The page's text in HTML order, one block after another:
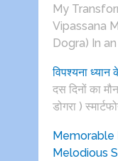
My
Vipassana
Dogra) In
विपश्यना ध्यान
दस दिनों का
डोगरा )
Memorable
Melodious